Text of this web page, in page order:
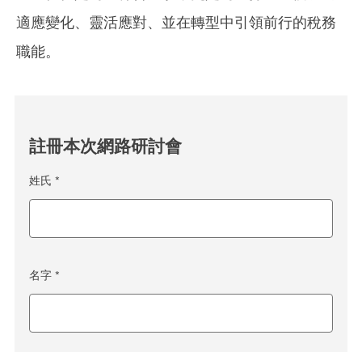
適應變化、靈活應對、並在轉型中引領前行的稅務
職能。
註冊本次網路研討會
姓氏 *
名字 *